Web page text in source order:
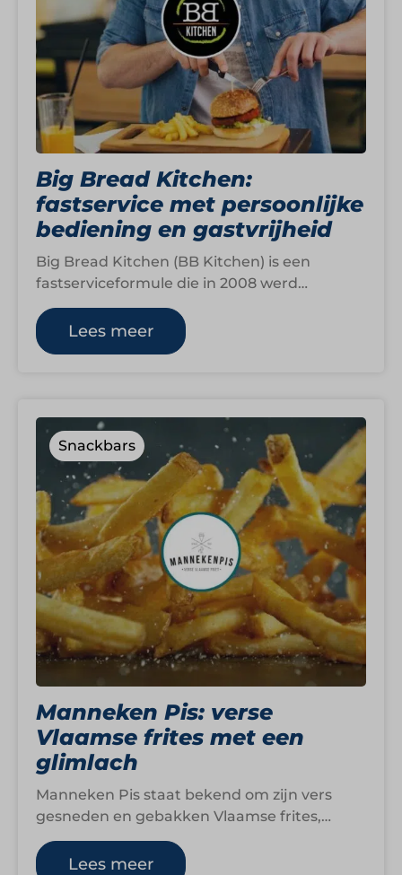
Big Bread Kitchen:
fastservice met persoonlijke
bediening en gastvrijheid
Big Bread Kitchen (BB Kitchen) is een
fastserviceformule die in 2008 werd
opgericht door Sheng Chen. Zijn horeca-
avontuur begon al…
Lees meer
Snackbars
Manneken Pis: verse
Vlaamse frites met een
glimlach
Manneken Pis staat bekend om zijn vers
gesneden en gebakken Vlaamse frites,
geserveerd met meer dan twintig soorten
saus en…Lees meer